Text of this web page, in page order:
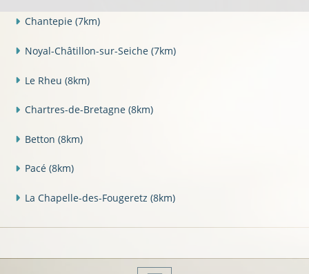
Chantepie (7km)
Noyal-Châtillon-sur-Seiche (7km)
Le Rheu (8km)
Chartres-de-Bretagne (8km)
Betton (8km)
Pacé (8km)
La Chapelle-des-Fougeretz (8km)